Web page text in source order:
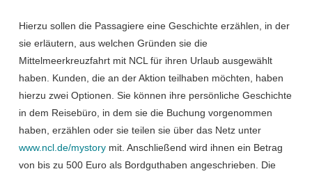
Hierzu sollen die Passagiere eine Geschichte erzählen, in der
sie erläutern, aus welchen Gründen sie die
Mittelmeerkreuzfahrt mit NCL für ihren Urlaub ausgewählt
haben. Kunden, die an der Aktion teilhaben möchten, haben
hierzu zwei Optionen. Sie können ihre persönliche Geschichte
in dem Reisebüro, in dem sie die Buchung vorgenommen
haben, erzählen oder sie teilen sie über das Netz unter
www.ncl.de/mystorymit. Anschließend wird ihnen ein Betrag
von bis zu 500 Euro als Bordguthaben angeschrieben. Die